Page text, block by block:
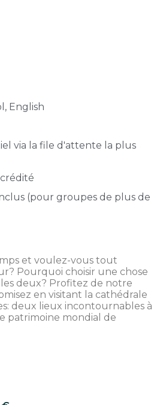
English
via la file d'attente la plus
(pour groupes de plus de
et voulez-vous tout
Pourquoi choisir une chose
deux? Profitez de notre
en visitant la cathédrale
deux lieux incontournables à
patrimoine mondial de